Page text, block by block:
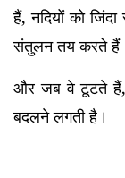
हैं, नदियों को
संतुलन तय करते
और जब वे टूटते हैं,
बदलने लगती है।